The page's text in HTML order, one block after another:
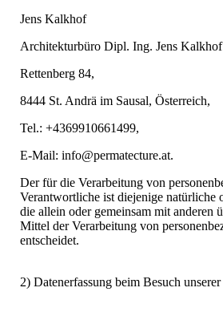
Jens Kalkhof
Architekturbüro Dipl. Ing. Jens Kalkhof
Rettenberg 84,
8444 St. Andrä im Sausal, Österreich,
Tel.: +4369910661499,
E-Mail: info@permatecture.at.
Der für die Verarbeitung von
Verantwortliche ist diejenige natürliche
die allein oder gemeinsam mit anderen
Mittel der Verarbeitung von
entscheidet.
2) Datenerfassung beim Besuch